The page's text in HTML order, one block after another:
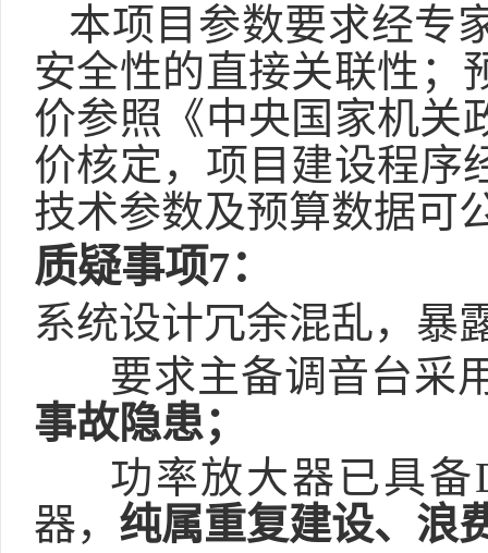
本项目参数要求经专
安全性的直接关联性 ；
价参照《中央国家机关
价核定， 项目建设程序
技术参数及预算数据可
质疑事项7：
系统设计冗余混乱，暴
要求主备调音台采
事故隐患；
功率放大器已具备
器， 纯属重复建设、浪